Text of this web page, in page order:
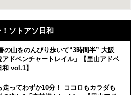
ソトアソ日和
の山をのんびり歩いて“3時間半” 大阪
ドベンチャートレイル」【里山アドベ
vol.1】
走ってわずか10分！ ココロもカラダも